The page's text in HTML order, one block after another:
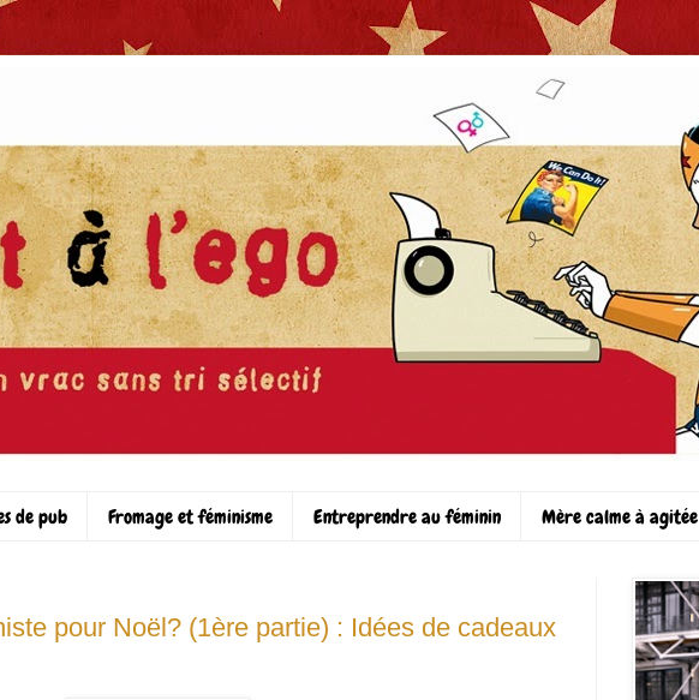
de pub Fromage et féminisme Entreprendre au féminin Mère calme à agitée
pour Noël? (1ère partie) : Idées de cadeaux